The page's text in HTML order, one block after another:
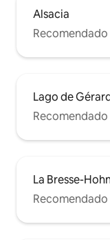
Alsacia
Lago de
Recomendado
La Bresse-